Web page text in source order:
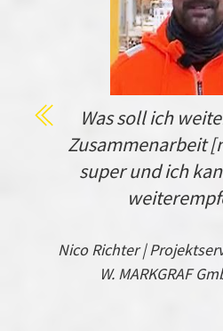
Was soll ich
Zusammenarbeit
super und ich
Nico Richter |
W. MARKGRAF